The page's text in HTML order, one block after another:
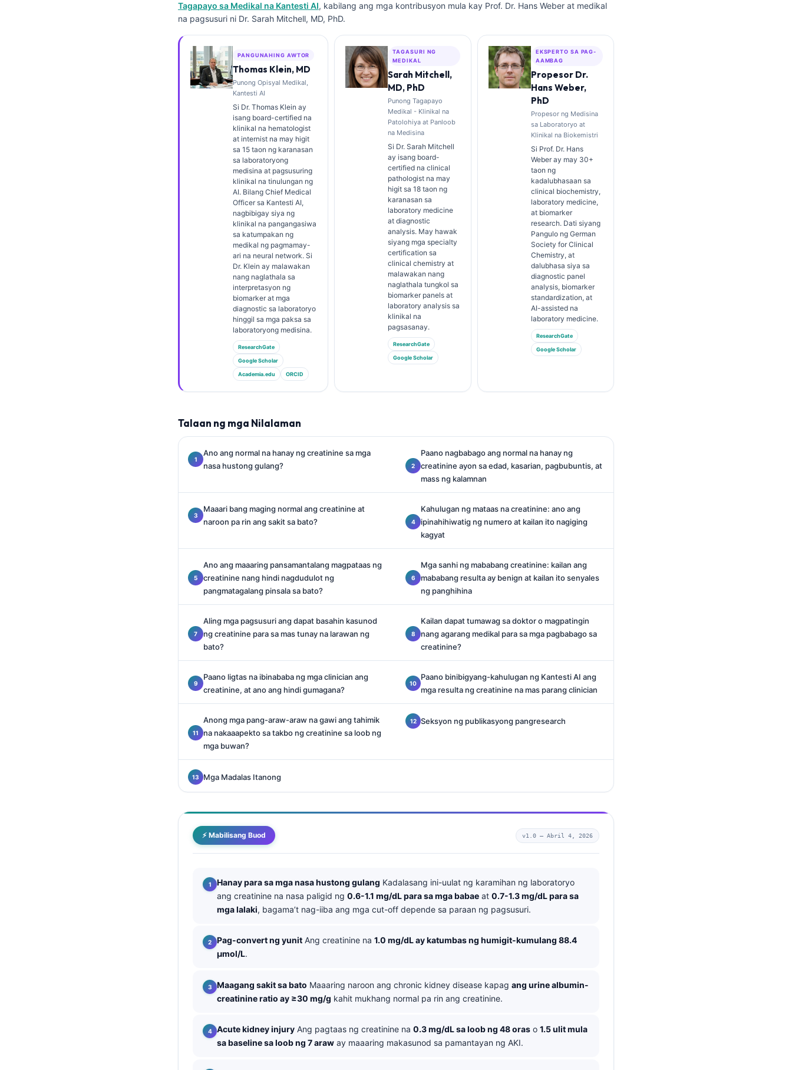
Tagapayo sa Medikal na Kantesti AI, kabilang ang mga kontribusyon mula kay Prof. Dr. Hans Weber at medikal
na pagsusuri ni Dr. Sarah Mitchell, MD, PhD.
PANGUNAHING AWTOR
Thomas Klein, MD
Punong Opisyal Medikal,
Kantesti AI
Si Dr. Thomas Klein ay
isang board-certified na
klinikal na hematologist
at internist na may higit
sa 15 taon ng karanasan
sa laboratoryong
medisina at pagsusuring
klinikal na tinulungan ng
AI. Bilang Chief Medical
Officer sa Kantesti AI,
nagbibigay siya ng
klinikal na pangangasiwa
sa katumpakan ng
medikal ng pagmamay-
ari na neural network. Si
Dr. Klein ay malawakan
nang naglathala sa
interpretasyon ng
biomarker at mga
diagnostic sa laboratoryo
hinggil sa mga paksa sa
laboratoryong medisina.
ResearchGate
Google Scholar
Academia.edu ORCID
TAGASURI NG
MEDIKAL
Sarah Mitchell,
MD, PhD
Punong Tagapayo
Medikal - Klinikal na
Patolohiya at Panloob
na Medisina
Si Dr. Sarah Mitchell
ay isang board-
certified na clinical
pathologist na may
higit sa 18 taon ng
karanasan sa
laboratory medicine
at diagnostic
analysis. May hawak
siyang mga specialty
certification sa
clinical chemistry at
malawakan nang
naglathala tungkol sa
biomarker panels at
laboratory analysis sa
klinikal na
pagsasanay.
ResearchGate
Google Scholar
EKSPERTO SA PAG-
AAMBAG
Propesor Dr.
Hans Weber,
PhD
Propesor ng Medisina
sa Laboratoryo at
Klinikal na Biokemistri
Si Prof. Dr. Hans
Weber ay may 30+
taon ng
kadalubhasaan sa
clinical biochemistry,
laboratory medicine,
at biomarker
research. Dati siyang
Pangulo ng German
Society for Clinical
Chemistry, at
dalubhasa siya sa
diagnostic panel
analysis, biomarker
standardization, at
AI-assisted na
laboratory medicine.
ResearchGate
Google Scholar
Talaan ng mga Nilalaman
Ano ang normal na hanay ng creatinine sa mga
nasa hustong gulang?
Paano nagbabago ang normal na hanay ng
creatinine ayon sa edad, kasarian, pagbubuntis, at
mass ng kalamnan
Maaari bang maging normal ang creatinine at
naroon pa rin ang sakit sa bato?
Kahulugan ng mataas na creatinine: ano ang
ipinahihiwatig ng numero at kailan ito nagiging
kagyat
Ano ang maaaring pansamantalang magpataas ng
creatinine nang hindi nagdudulot ng
pangmatagalang pinsala sa bato?
Mga sanhi ng mababang creatinine: kailan ang
mababang resulta ay benign at kailan ito senyales
ng panghihina
Aling mga pagsusuri ang dapat basahin kasunod
ng creatinine para sa mas tunay na larawan ng
bato?
Kailan dapat tumawag sa doktor o magpatingin
nang agarang medikal para sa mga pagbabago sa
creatinine?
Paano ligtas na ibinababa ng mga clinician ang
creatinine, at ano ang hindi gumagana?
Paano binibigyang-kahulugan ng Kantesti AI ang
mga resulta ng creatinine na mas parang clinician
Anong mga pang-araw-araw na gawi ang tahimik
na nakaaapekto sa takbo ng creatinine sa loob ng
mga buwan?
Seksyon ng publikasyong pangresearch
Mga Madalas Itanong
⚡ Mabilisang Buod v1.0 — Abril 4, 2026
Hanay para sa mga nasa hustong gulang Kadalasang ini-uulat ng karamihan ng laboratoryo
ang creatinine na nasa paligid ng 0.6-1.1 mg/dL para sa mga babae at 0.7-1.3 mg/dL para sa
mga lalaki, bagama’t nag-iiba ang mga cut-off depende sa paraan ng pagsusuri.
Pag-convert ng yunit Ang creatinine na 1.0 mg/dL ay katumbas ng humigit-kumulang 88.4
µmol/L.
Maagang sakit sa bato Maaaring naroon ang chronic kidney disease kapag ang urine albumin-
creatinine ratio ay ≥30 mg/g kahit mukhang normal pa rin ang creatinine.
Acute kidney injury Ang pagtaas ng creatinine na 0.3 mg/dL sa loob ng 48 oras o 1.5 ulit mula
sa baseline sa loob ng 7 araw ay maaaring makasunod sa pamantayan ng AKI.